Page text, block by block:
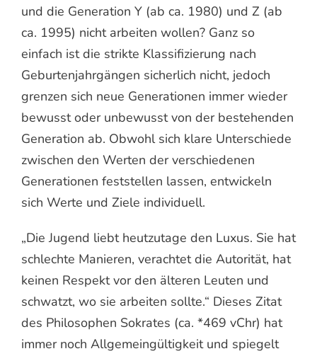
und die Generation Y (ab ca. 1980) und Z (ab
ca. 1995) nicht arbeiten wollen? Ganz so
einfach ist die strikte Klassifizierung nach
Geburtenjahrgängen sicherlich nicht, jedoch
grenzen sich neue Generationen immer wieder
bewusst oder unbewusst von der bestehenden
Generation ab. Obwohl sich klare Unterschiede
zwischen den Werten der verschiedenen
Generationen feststellen lassen, entwickeln
sich Werte und Ziele individuell.
„Die Jugend liebt heutzutage den Luxus. Sie hat
schlechte Manieren, verachtet die Autorität, hat
keinen Respekt vor den älteren Leuten und
schwatzt, wo sie arbeiten sollte.“ Dieses Zitat
des Philosophen Sokrates (ca. *469 vChr) hat
immer noch Allgemeingültigkeit und spiegelt